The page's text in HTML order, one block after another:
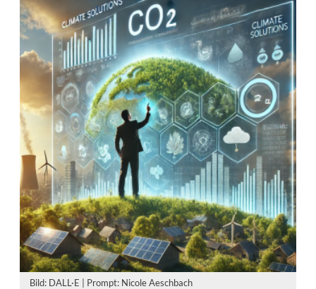
Bild: DALL·E | Prompt: Nicole Aeschbach